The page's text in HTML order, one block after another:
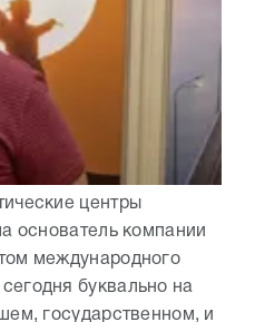
центры
основатель компании
международного
буквально на
государственном, и